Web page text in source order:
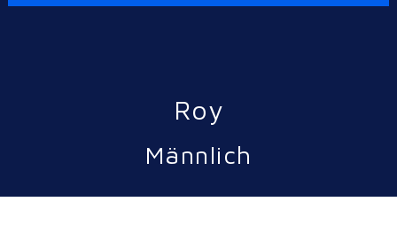
Roy
Männlich